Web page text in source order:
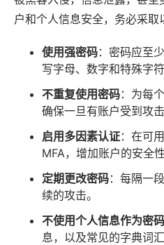
户和个人信息安全，务必采取
使用强密码：密码应至
写字母、数字和特殊字符
不重复使用密码：为每
确保一旦有账户受到攻
启用多因素认证：在可
MFA，增加账户的安全性
定期更改密码：每隔一
续的攻击。
不使用个人信息作为密码
息，以及常见的字典词汇